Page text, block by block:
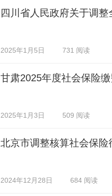
四川省人民政府关于调
2025年1月5日 731 阅读
甘肃2025年度社会保险
2025年1月3日 509 阅读
北京市调整核算社会保险
2024年12月28日 684 阅读